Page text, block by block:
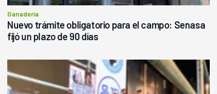
Ganadería
Nuevo trámite obligatorio para el campo: Senasa
fijó un plazo de 90 días